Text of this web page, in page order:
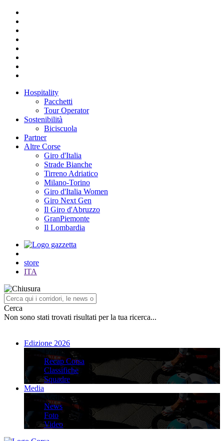
Hospitality
Pacchetti
Tour Operator
Sostenibilità
Biciscuola
Partner
Altre Corse
Giro d'Italia
Strade Bianche
Tirreno Adriatico
Milano-Torino
Giro d'Italia Women
Giro Next Gen
Il Giro d'Abruzzo
GranPiemonte
Il Lombardia
store
ITA
Cerca
Non sono stati trovati risultati per la tua ricerca...
Edizione 2026
Edizione 2026
Recap Corsa
Classifiche
Squadre
Media
Media
News
Foto
Video